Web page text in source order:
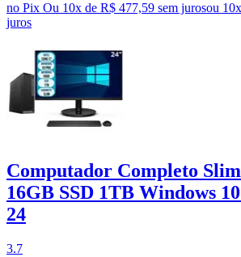
no Pix Ou 10x de R$ 477,59 sem jurosou 10
juros
Computador Completo
16GB SSD 1TB Windows
24
3.7